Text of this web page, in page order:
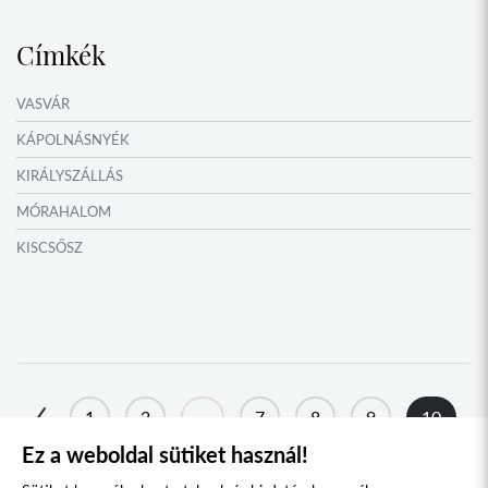
Címkék
VASVÁR
KÁPOLNÁSNYÉK
KIRÁLYSZÁLLÁS
MÓRAHALOM
KISCSŐSZ
NAGYSZŐLŐS
1 2 7 8 9 10
11 12 13 ...
Ez a weboldal sütiket használ!